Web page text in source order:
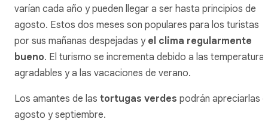
varían cada año y pueden llegar a ser hasta principios de
agosto. Estos dos meses son populares para los turistas
por sus mañanas despejadas y el clima regularmente
bueno. El turismo se incrementa debido a las
agradables y a las vacaciones de verano.
Los amantes de las tortugas verdes podrán apreciarlas
agosto y septiembre.